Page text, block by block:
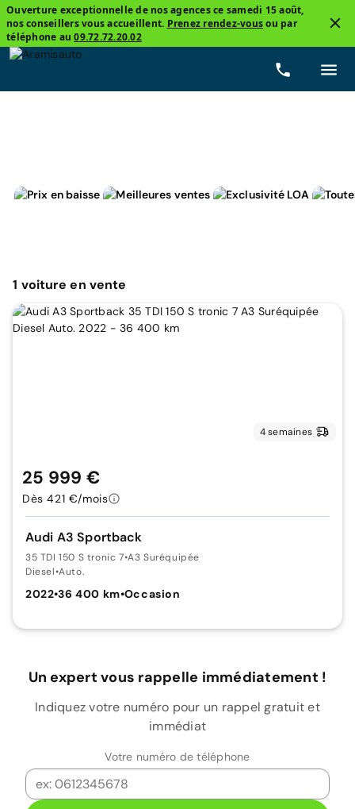
Ouverture exceptionnelle de nos agences ce samedi 15 août,
nos conseillers vous accueillent. Prenez rendez-vousou par
téléphone au09.72.72.20.02
Diesel
1 voitureen vente
4 semaines
Audi A3 Sportback
35 TDI 150 S tronic 7•A3 Suréquipée
Diesel•Auto.
2022•36 400 km•Occasion
25 999 €
Dès 421 €/mois
Un expert vous rappelle immédiatement !
Indiquez votre numéro pour un rappel gratuit et
immédiat
Votre numéro de téléphone